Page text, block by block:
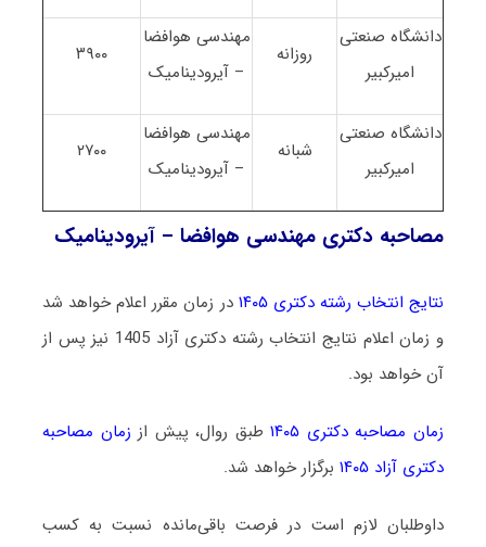
دانشگاه صنعتی
امیرکبیر
روزانه
مهندسی هوافضا
– آیرودینامیک
۳۹۰۰
دانشگاه صنعتی
امیرکبیر
شبانه
مهندسی هوافضا
– آیرودینامیک
۲۷۰۰
مصاحبه دکتری مهندسی هوافضا – آیرودینامیک
نتایج انتخاب رشته دکتری ۱۴۰۵
در زمان مقرر اعلام خواهد شد
و زمان اعلام نتایج انتخاب رشته دکتری آزاد 1405 نیز پس از
آن خواهد بود.
زمان مصاحبه دکتری ۱۴۰۵ طبق روال، پیش از زمان مصاحبه
دکتری آزاد ۱۴۰۵
برگزار خواهد شد.
داوطلبان لازم است در فرصت باقی‌مانده نسبت به کسب